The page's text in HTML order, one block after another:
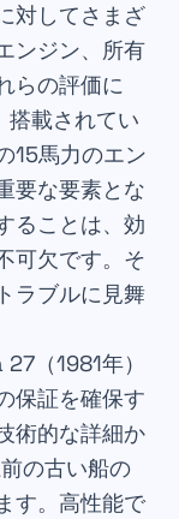
対してさまざ
ンジン、所有
らの評価に
載されてい
15馬力のエン
要な要素とな
ることは、効
可欠です。そ
ラブルに見舞
（1981年）
保証を確保す
術的な詳細か
の古い船の
す。高性能で